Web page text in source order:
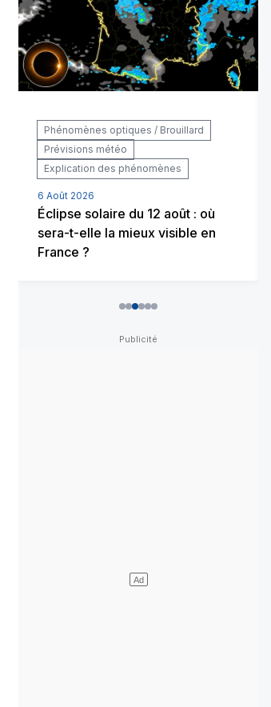
Phénomènes optiques / Brouillard
Prévisions météo
Explication des phénomènes
6 Août 2026
Éclipse solaire du 12 août : où
sera-t-elle la mieux visible en
France ?
012345